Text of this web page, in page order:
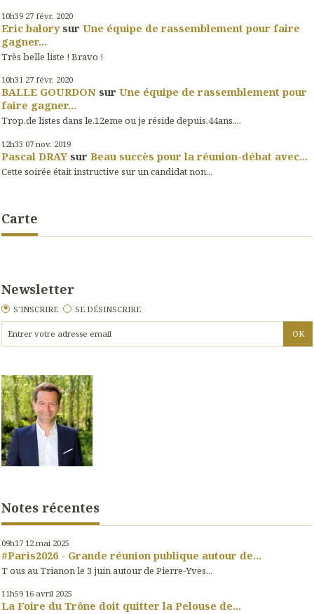
10h39 27 févr. 2020
Eric balorysur Une équipe de rassemblement pour faire
gagner...
Très belle liste ! Bravo !
10h31 27 févr. 2020
BALLE GOURDON sur Une équipe de rassemblement pour
faire gagner...
Trop.de listes dans le.12eme ou je réside depuis.44ans....
12h33 07 nov. 2019
Pascal DRAYsur Beau succès pour la réunion-débat avec...
Cette soirée était instructive sur un candidat non...
Carte
Newsletter
S'INSCRIRE SE DÉSINSCRIRE
Notes récentes
09h17 12 mai 2025
#Paris2026 - Grande réunion publique autour de...
T ous au Trianon le 3 juin autour de Pierre-Yves...
11h59 16 avril 2025
La Foire du Trône doit quitter la Pelouse de...